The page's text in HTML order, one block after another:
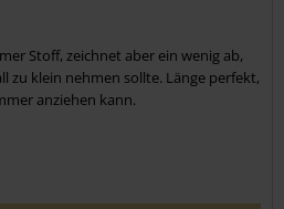
Stoff, zeichnet aber ein wenig ab,
zu klein nehmen sollte. Länge perfekt,
anziehen kann.